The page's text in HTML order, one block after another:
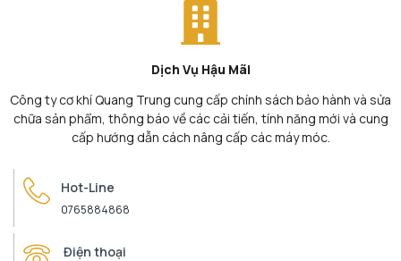
Dịch Vụ Hậu Mãi
Công ty cơ khí Quang Trung cung cấp chính sách bảo hành và sửa
chữa sản phẩm, thông báo về các cải tiến, tính năng mới và cung
cấp hướng dẫn cách nâng cấp các máy móc.
Hot-Line
0765884868
Điện thoại